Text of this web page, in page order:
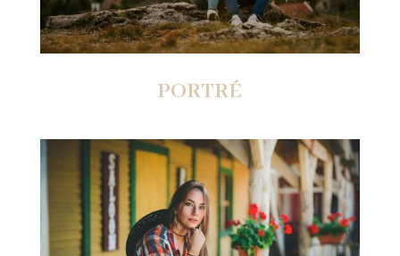
PORTRÉ